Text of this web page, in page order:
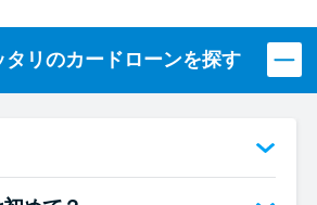
にかくすぐ借りたい方向け
審査が不安な方向け
タリのカードローンを探す